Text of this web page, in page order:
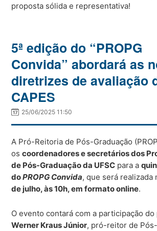
proposta sólida e representativa!
5ª edição do “PROPG
Convida” abordará as
diretrizes de avaliação
CAPES
25/06/2025 11:50
A Pró-Reitoria de Pós-Graduação
oscoordenadores e secretários dos
de Pós-Graduação da UFSC para a
doPROPG Convida, que será realizada
de julho, às 10h, em formato online.
O evento contará com a participação do
Werner Kraus Júnior, pró-reitor de